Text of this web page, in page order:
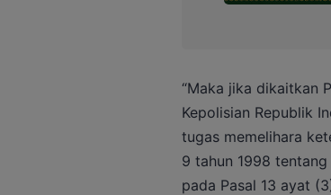
“Maka jika dikaitkan
Kepolisian Republik
tugas memelihara
9 tahun 1998
pada Pasal 13 ayat